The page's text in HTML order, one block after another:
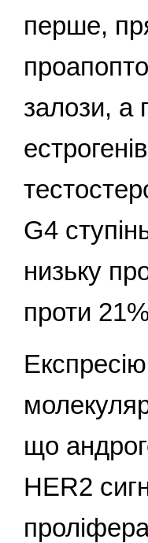
перше,
залози, а
G4
низьку
проти
що
HER2